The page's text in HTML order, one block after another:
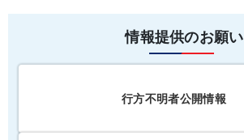
情報提供のお願い
行方不明者公開情報